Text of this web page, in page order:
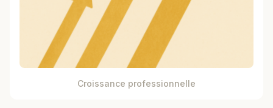
Croissance professionnelle